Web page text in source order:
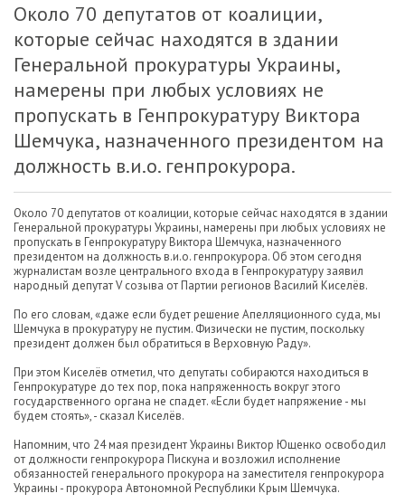
Около 70 депутатов от коалиции,
которые сейчас находятся в здании
Генеральной прокуратуры Украины,
намерены при любых условиях не
пропускать в Генпрокуратуру Виктора
Шемчука, назначенного президентом на
должность в.и.о. генпрокурора.
Около 70 депутатов от коалиции, которые сейчас находятся в здании
Генеральной прокуратуры Украины, намерены при любых условиях не
пропускать в Генпрокуратуру Виктора Шемчука, назначенного
президентом на должность в.и.о. генпрокурора. Об этом сегодня
журналистам возле центрального входа в Генпрокуратуру заявил
народный депутат V созыва от Партии регионов Василий Киселёв.
По его словам, «даже если будет решение Апелляционного суда, мы
Шемчука в прокуратуру не пустим. Физически не пустим, поскольку
президент должен был обратиться в Верховную Раду».
При этом Киселёв отметил, что депутаты собираются находиться в
Генпрокуратуре до тех пор, пока напряженность вокруг этого
государственного органа не спадет. «Если будет напряжение - мы
будем стоять», - сказал Киселёв.
Напомним, что 24 мая президент Украины Виктор Ющенко освободил
от должности генпрокурора Пискуна и возложил исполнение
обязанностей генерального прокурора на заместителя генпрокурора
Украины - прокурора Автономной Республики Крым Шемчука.